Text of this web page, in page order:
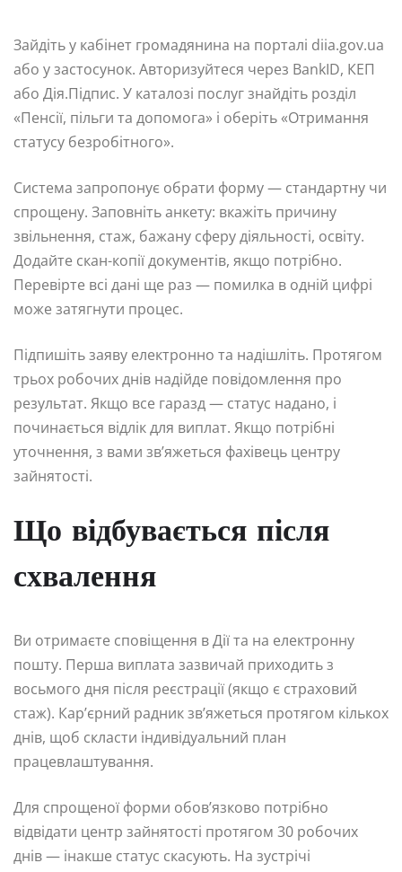
Зайдіть у кабінет громадянина на порталі diia.gov.ua
або у застосунок. Авторизуйтеся через BankID, КЕП
або Дія.Підпис. У каталозі послуг знайдіть розділ
«Пенсії, пільги та допомога» і оберіть «Отримання
статусу безробітного».
Система запропонує обрати форму — стандартну чи
спрощену. Заповніть анкету: вкажіть причину
звільнення, стаж, бажану сферу діяльності, освіту.
Додайте скан-копії документів, якщо потрібно.
Перевірте всі дані ще раз — помилка в одній цифрі
може затягнути процес.
Підпишіть заяву електронно та надішліть. Протягом
трьох робочих днів надійде повідомлення про
результат. Якщо все гаразд — статус надано, і
починається відлік для виплат. Якщо потрібні
уточнення, з вами зв’яжеться фахівець центру
зайнятості.
Що відбувається після
схвалення
Ви отримаєте сповіщення в Дії та на електронну
пошту. Перша виплата зазвичай приходить з
восьмого дня після реєстрації (якщо є страховий
стаж). Кар’єрний радник зв’яжеться протягом кількох
днів, щоб скласти індивідуальний план
працевлаштування.
Для спрощеної форми обов’язково потрібно
відвідати центр зайнятості протягом 30 робочих
днів — інакше статус скасують. На зустрічі